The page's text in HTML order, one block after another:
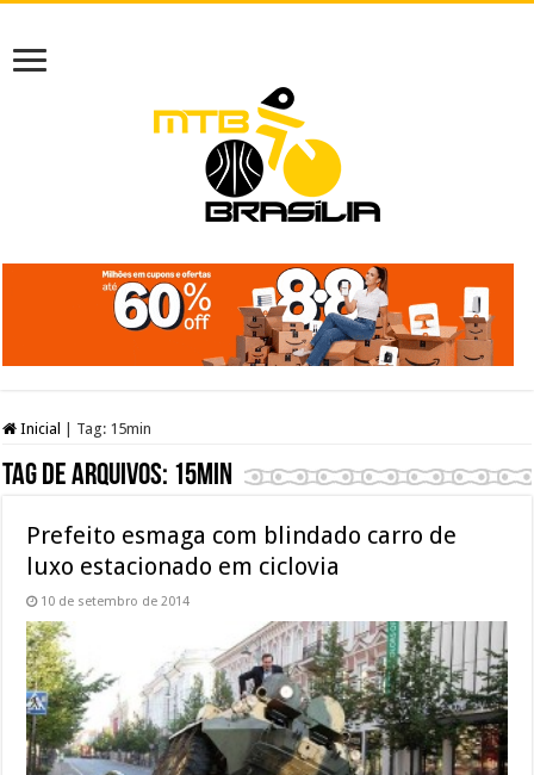
Inicial Tag: 15min
Tag de arquivos: 15min
Prefeito esmaga com blindado carro de
luxo estacionado em ciclovia
10 de setembro de 2014